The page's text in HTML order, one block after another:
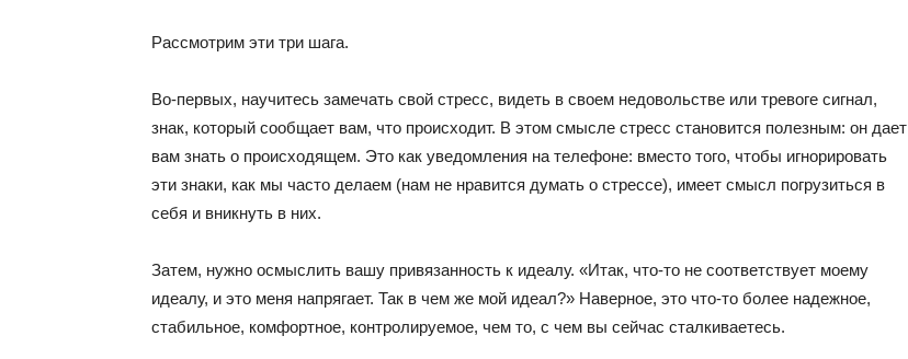
Рассмотрим эти три шага.
Во-первых, научитесь замечать свой стресс, видеть в своем недовольстве или тревоге сигнал,
знак, который сообщает вам, что происходит. В этом смысле стресс становится полезным: он дает
вам знать о происходящем. Это как уведомления на телефоне: вместо того, чтобы игнорировать
эти знаки, как мы часто делаем (нам не нравится думать о стрессе), имеет смысл погрузиться в
себя и вникнуть в них.
Затем, нужно осмыслить вашу привязанность к идеалу. «Итак, что-то не соответствует моему
идеалу, и это меня напрягает. Так в чем же мой идеал?» Наверное, это что-то более надежное,
стабильное, комфортное, контролируемое, чем то, с чем вы сейчас сталкиваетесь.